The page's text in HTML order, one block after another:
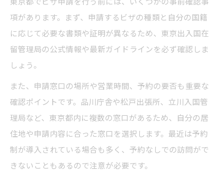
項があります。まず、申請するビザの種類と自分の国籍
に応じて必要な書類や証明が異なるため、東京出入国在
留管理局の公式情報や最新ガイドラインを必ず確認しま
しょう。
また、申請窓口の場所や営業時間、予約の要否も重要な
確認ポイントです。品川庁舎や松戸出張所、立川入国管
理局など、東京都内に複数の窓口があるため、自分の居
住地や申請内容に合った窓口を選択します。最近は予約
制が導入されている場合も多く、予約なしでの訪問がで
きないこともあるので注意が必要です。